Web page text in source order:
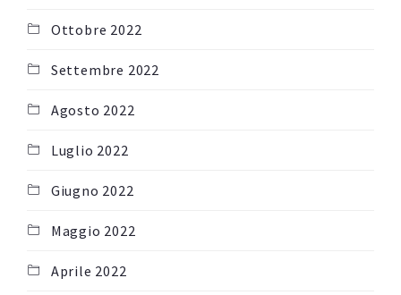
Ottobre 2022
Settembre 2022
Agosto 2022
Luglio 2022
Giugno 2022
Maggio 2022
Aprile 2022